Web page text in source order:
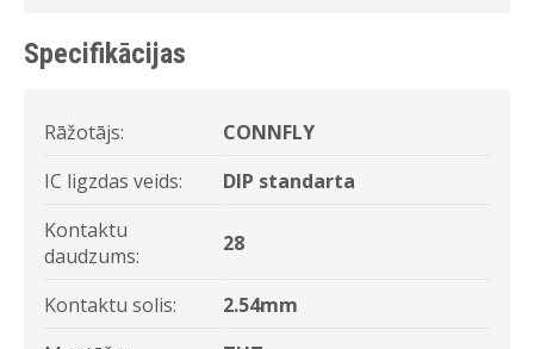
Specifikācijas
Rāžotājs:
CONNFLY
IC ligzdas veids:
DIP standarta
Kontaktu
daudzums:
28
Kontaktu solis:
2.54mm